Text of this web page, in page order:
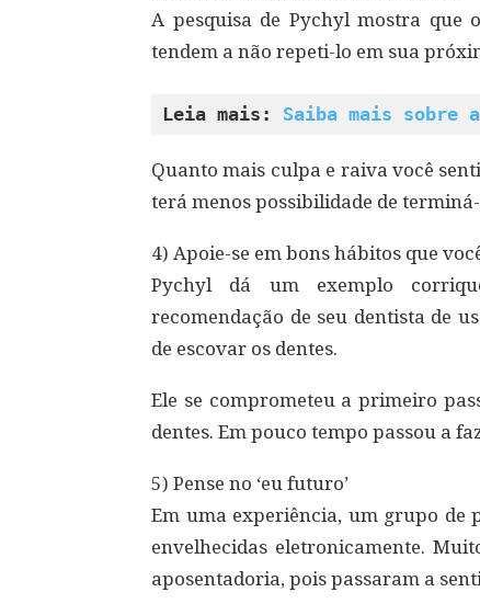
A pesquisa de Pychyl mostra que
tendem a não repeti-lo em sua
Leia mais: Saiba mais sobre
Quanto mais culpa e raiva você
terá menos possibilidade de
4) Apoie-se em bons hábitos que
Pychyl dá um exemplo
recomendação de seu dentista de
de escovar os dentes.
Ele se comprometeu a primeiro
dentes. Em pouco tempo passou a
5) Pense no ‘eu futuro’
Em uma experiência, um grupo de
envelhecidas eletronicamente.
aposentadoria, pois passaram a